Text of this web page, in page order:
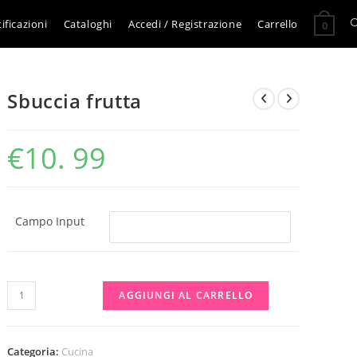
Cataloghi Accedi / Registrazione Carrello 0
Sbuccia frutta
€10. 99
Campo Input
Sbuccia
frutta
AGGIUNGI AL CARRELLO
Categoria: Cucina